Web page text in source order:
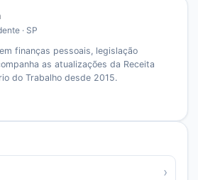
· SP
finanças pessoais, legislação
as atualizações da Receita
do Trabalho desde 2015.
›